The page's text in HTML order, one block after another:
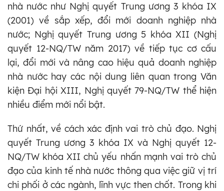
nhà nước như Nghị quyết Trung ương 3 khóa IX
(2001) về sắp xếp, đổi mới doanh nghiệp nhà
nước; Nghị quyết Trung ương 5 khóa XII (Nghị
quyết 12-NQ/TW năm 2017) về tiếp tục cơ cấu
lại, đổi mới và nâng cao hiệu quả doanh nghiệp
nhà nước hay các nội dung liên quan trong Văn
kiện Đại hội XIII, Nghị quyết 79-NQ/TW thể hiện
nhiều điểm mới nổi bật.
Thứ nhất, về cách xác định vai trò chủ đạo. Nghị
quyết Trung ương 3 khóa IX và Nghị quyết 12-
NQ/TW khóa XII chủ yếu nhấn mạnh vai trò chủ
đạo của kinh tế nhà nước thông qua việc giữ vị trí
chi phối ở các ngành, lĩnh vực then chốt. Trong khi